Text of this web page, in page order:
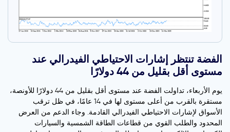
الفضة تنتظر إشارات الاحتياطي الفيدرالي عند
مستوى أقل بقليل من 44 دولارًا
يوم الأربعاء، تداولت الفضة عند مستوى أقل بقليل من 44 دولارًا للأونصة،
مستقرة بالقرب من أعلى مستوى لها في 14 عامًا، في ظل ترقب
الأسواق لإشارات الاحتياطي الفيدرالي القادمة. وجاء الدعم من العرض
المحدود والطلب القوي من قطاعات الطاقة الشمسية والسيارات